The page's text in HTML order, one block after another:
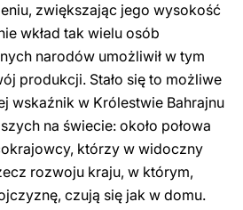
zwiększając jego wysokość
wkład tak wielu osób
narodów umożliwił w tym
produkcji. Stało się to możliwe
wskaźnik w Królestwie Bahrajnu
na świecie: około połowa
którzy w widoczny
rozwoju kraju, w którym,
czują się jak w domu.